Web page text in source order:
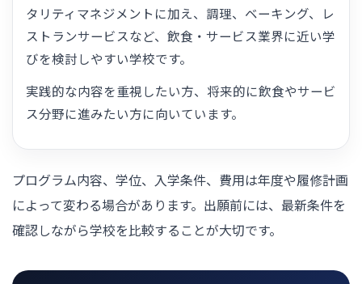
タリティマネジメントに加え、調理、ベーキング、レ
ストランサービスなど、飲食・サービス業界に近い学
びを検討しやすい学校です。
実践的な内容を重視したい方、将来的に飲食やサービ
ス分野に進みたい方に向いています。
プログラム内容、学位、入学条件、費用は年度や履修計画
によって変わる場合があります。出願前には、最新条件を
確認しながら学校を比較することが大切です。